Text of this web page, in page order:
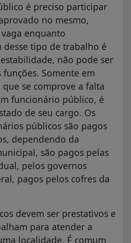
é preciso participar
no mesmo,
enquanto
tipo de trabalho é
não pode ser
Somente em
que se comprove a falta
funcionário público, é
de seu cargo. Os
públicos são pagos
dependendo da
são pagos pelas
pelos governos
pagos pelos cofres da
devem ser prestativos e
para atender a
localidade. É comum